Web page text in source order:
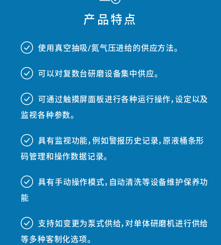
产品特点
###
使用真空抽吸/氮气压进给的供应方法。
###
可以对复数台研磨设备集中供应。
###
可通过触摸屏面板进行各种运行操作，设定以及
监视各种参数。
###
具有监视功能，例如警报历史记录，原液桶条形
码管理和操作数据记录。
###
具有手动操作模式，自动清洗等设备维护保养功
能
###
支持如变更为泵式供给，对单体研磨机进行供给
等多种客制化选项。